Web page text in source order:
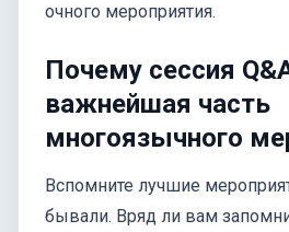
очного мероприятия.
Почему сессия
важнейшая часть
многоязычного
Вспомните лучшие
бывали. Вряд ли вам